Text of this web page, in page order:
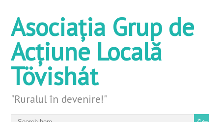
Asociația Grup de
Acțiune Locală
Tövishát
"Ruralul în devenire!"